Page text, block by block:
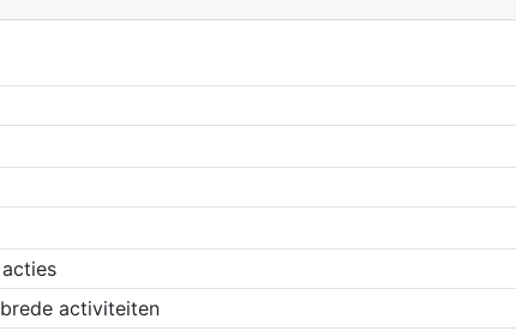
activiteiten